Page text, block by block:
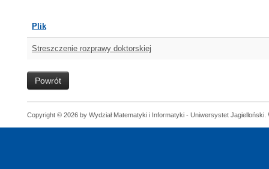
Plik
Streszczenie rozprawy doktorskiej
Powrót
Copyright © 2026 by Wydział Matematyki i Informatyki - Uniwersystet